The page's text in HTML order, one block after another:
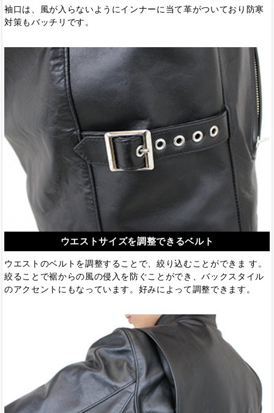
袖口は、風が入らないようにインナーに当て革がついており防寒
対策もバッチリです。
ウエストサイズを調整できるベルト
ウエストのベルトを調整することで、絞り込むことができま す。
絞ることで裾からの風の侵入を防ぐことができ、バックスタイル
のアクセントにもなっています。好みによって調整できます。